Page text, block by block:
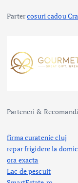
Partercosuri cadou
Parteneri &
firma curatenie cluj
repar frigidere la
ora exacta
Lac de pescuit